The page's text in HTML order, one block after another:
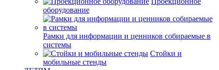
оборудование
Рамки для информации и ценников собираемые в
системы
Стойки и
мобильные стенды